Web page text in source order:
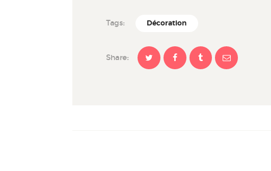
Tags: Décoration
Share: